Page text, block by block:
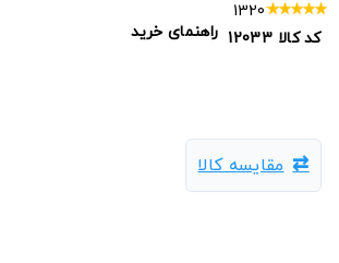
1320
کد کالا 12033 راهنمای خرید
مقایسه کالا